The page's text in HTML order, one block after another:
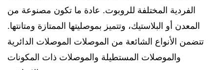
الفردية المختلفة للروبوت. عادة ما تكون مصنوعة من
المعدن أو البلاستيك، وتتميز بموصليتها الممتازة ومتانتها.
تتضمن الأنواع الشائعة من الموصلات الموصلات الدائرية
والموصلات المستطيلة والموصلات ذات المكونات